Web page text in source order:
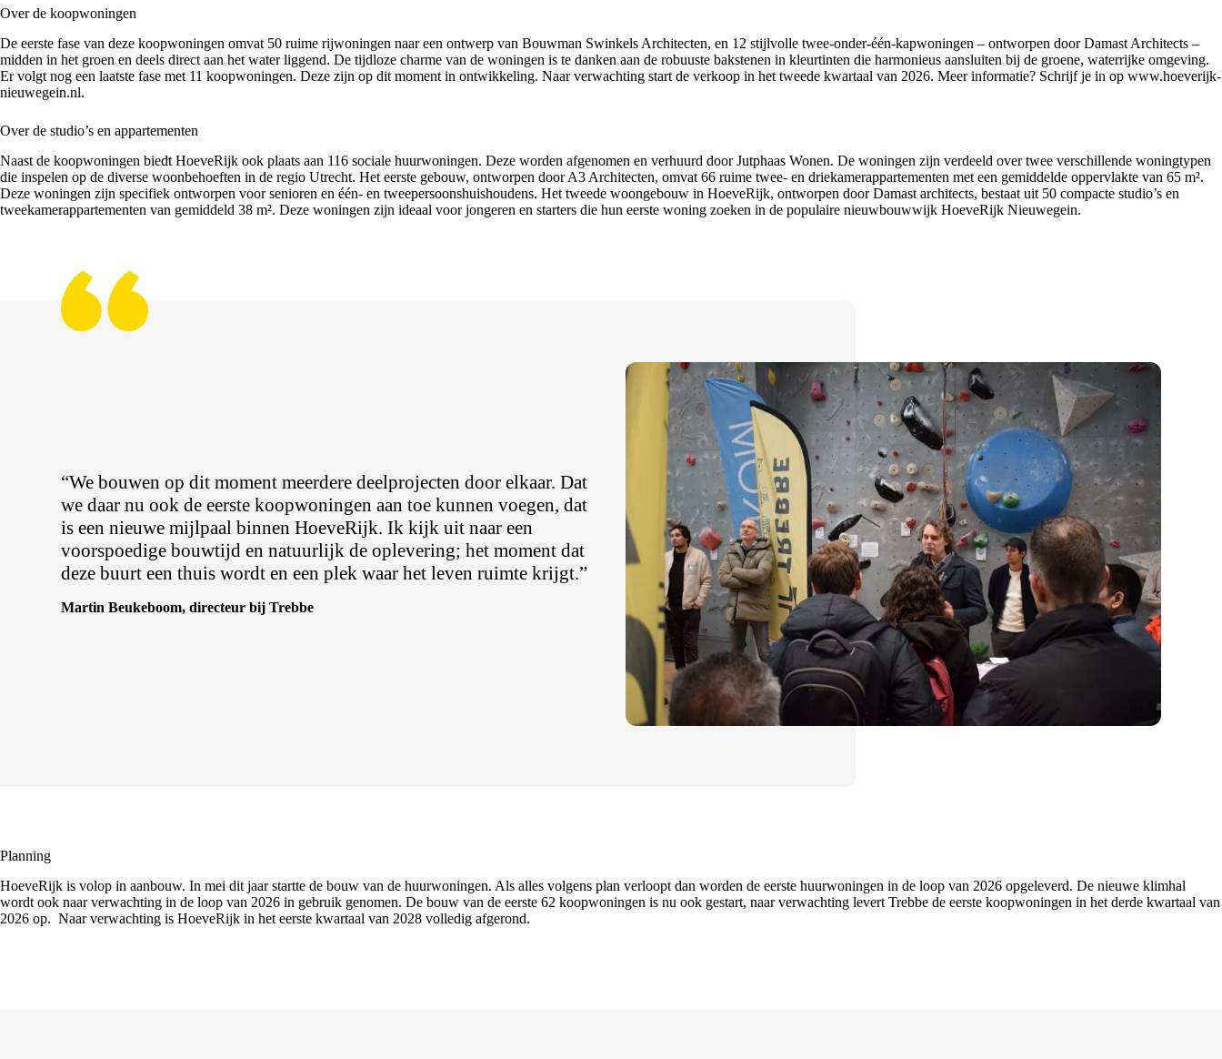
Over de koopwoningen
De eerste fase van deze koopwoningen omvat 50 ruime rijwoningen naar een ontwerp van Bouwman Swinkels Architecten, en 12 stijlvolle twee-onder-één-kapwoningen – ontworpen door Damast Architects –
midden in het groen en deels direct aan het water liggend. De tijdloze charme van de woningen is te danken aan de robuuste bakstenen in kleurtinten die harmonieus aansluiten bij de groene, waterrijke omgeving.
Er volgt nog een laatste fase met 11 koopwoningen. Deze zijn op dit moment in ontwikkeling. Naar verwachting start de verkoop in het tweede kwartaal van 2026. Meer informatie? Schrijf je in op www.hoeverijk-
nieuwegein.nl.
Over de studio’s en appartementen
Naast de koopwoningen biedt HoeveRijk ook plaats aan 116 sociale huurwoningen. Deze worden afgenomen en verhuurd door Jutphaas Wonen. De woningen zijn verdeeld over twee verschillende woningtypen
die inspelen op de diverse woonbehoeften in de regio Utrecht. Het eerste gebouw, ontworpen door A3 Architecten, omvat 66 ruime twee- en driekamerappartementen met een gemiddelde oppervlakte van 65 m².
Deze woningen zijn specifiek ontworpen voor senioren en één- en tweepersoonshuishoudens. Het tweede woongebouw in HoeveRijk, ontworpen door Damast architects, bestaat uit 50 compacte studio’s en
tweekamerappartementen van gemiddeld 38 m². Deze woningen zijn ideaal voor jongeren en starters die hun eerste woning zoeken in de populaire nieuwbouwwijk HoeveRijk Nieuwegein.
“We bouwen op dit moment meerdere deelprojecten door elkaar. Dat
we daar nu ook de eerste koopwoningen aan toe kunnen voegen, dat
is een nieuwe mijlpaal binnen HoeveRijk. Ik kijk uit naar een
voorspoedige bouwtijd en natuurlijk de oplevering; het moment dat
deze buurt een thuis wordt en een plek waar het leven ruimte krijgt.”
Martin Beukeboom, directeur bij Trebbe
Planning
HoeveRijk is volop in aanbouw. In mei dit jaar startte de bouw van de huurwoningen. Als alles volgens plan verloopt dan worden de eerste huurwoningen in de loop van 2026 opgeleverd. De nieuwe klimhal
wordt ook naar verwachting in de loop van 2026 in gebruik genomen. De bouw van de eerste 62 koopwoningen is nu ook gestart, naar verwachting levert Trebbe de eerste koopwoningen in het derde kwartaal van
2026 op. Naar verwachting is HoeveRijk in het eerste kwartaal van 2028 volledig afgerond.